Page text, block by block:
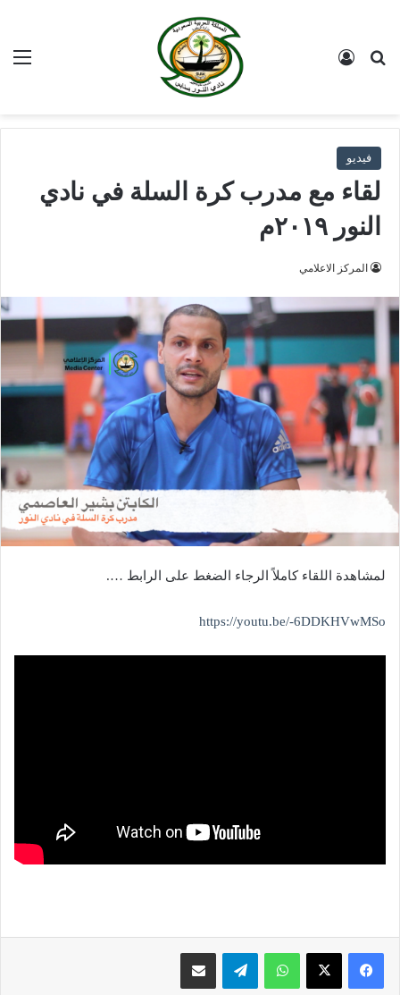
بحث عن
فيديو
لقاء مع مدرب كرة السلة في نادي
النور ٢٠١٩م
المركز الاعلامي
لمشاهدة اللقاء كاملاً الرجاء الضغط على الرابط ….
https://youtu.be/-6DDKHVwMSo
فيسبوك X واتساب تيلقرام